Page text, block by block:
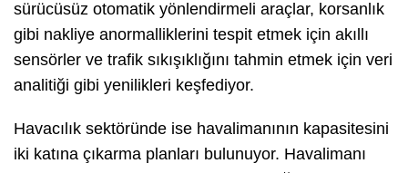
sürücüsüz otomatik yönlendirmeli araçlar, korsanlık
gibi nakliye anormalliklerini tespit etmek için akıllı
sensörler ve trafik sıkışıklığını tahmin etmek için veri
analitiği gibi yenilikleri keşfediyor.
Havacılık sektöründe ise havalimanının kapasitesini
iki katına çıkarma planları bulunuyor. Havalimanı